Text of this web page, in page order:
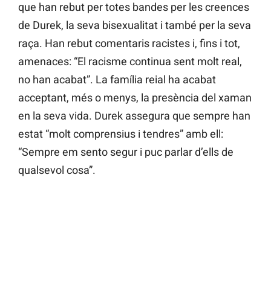
que han rebut per totes bandes per les creences
de Durek, la seva bisexualitat i també per la seva
raça. Han rebut comentaris racistes i, fins i tot,
amenaces: “El racisme continua sent molt real,
no han acabat”. La família reial ha acabat
acceptant, més o menys, la presència del xaman
en la seva vida. Durek assegura que sempre han
estat “molt comprensius i tendres” amb ell:
“Sempre em sento segur i puc parlar d’ells de
qualsevol cosa”.